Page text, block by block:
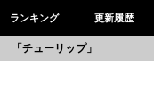
ランキング 更新履歴
「チューリップ」